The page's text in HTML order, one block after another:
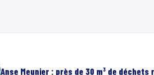
Anse Meunier : près de 30 m³ de